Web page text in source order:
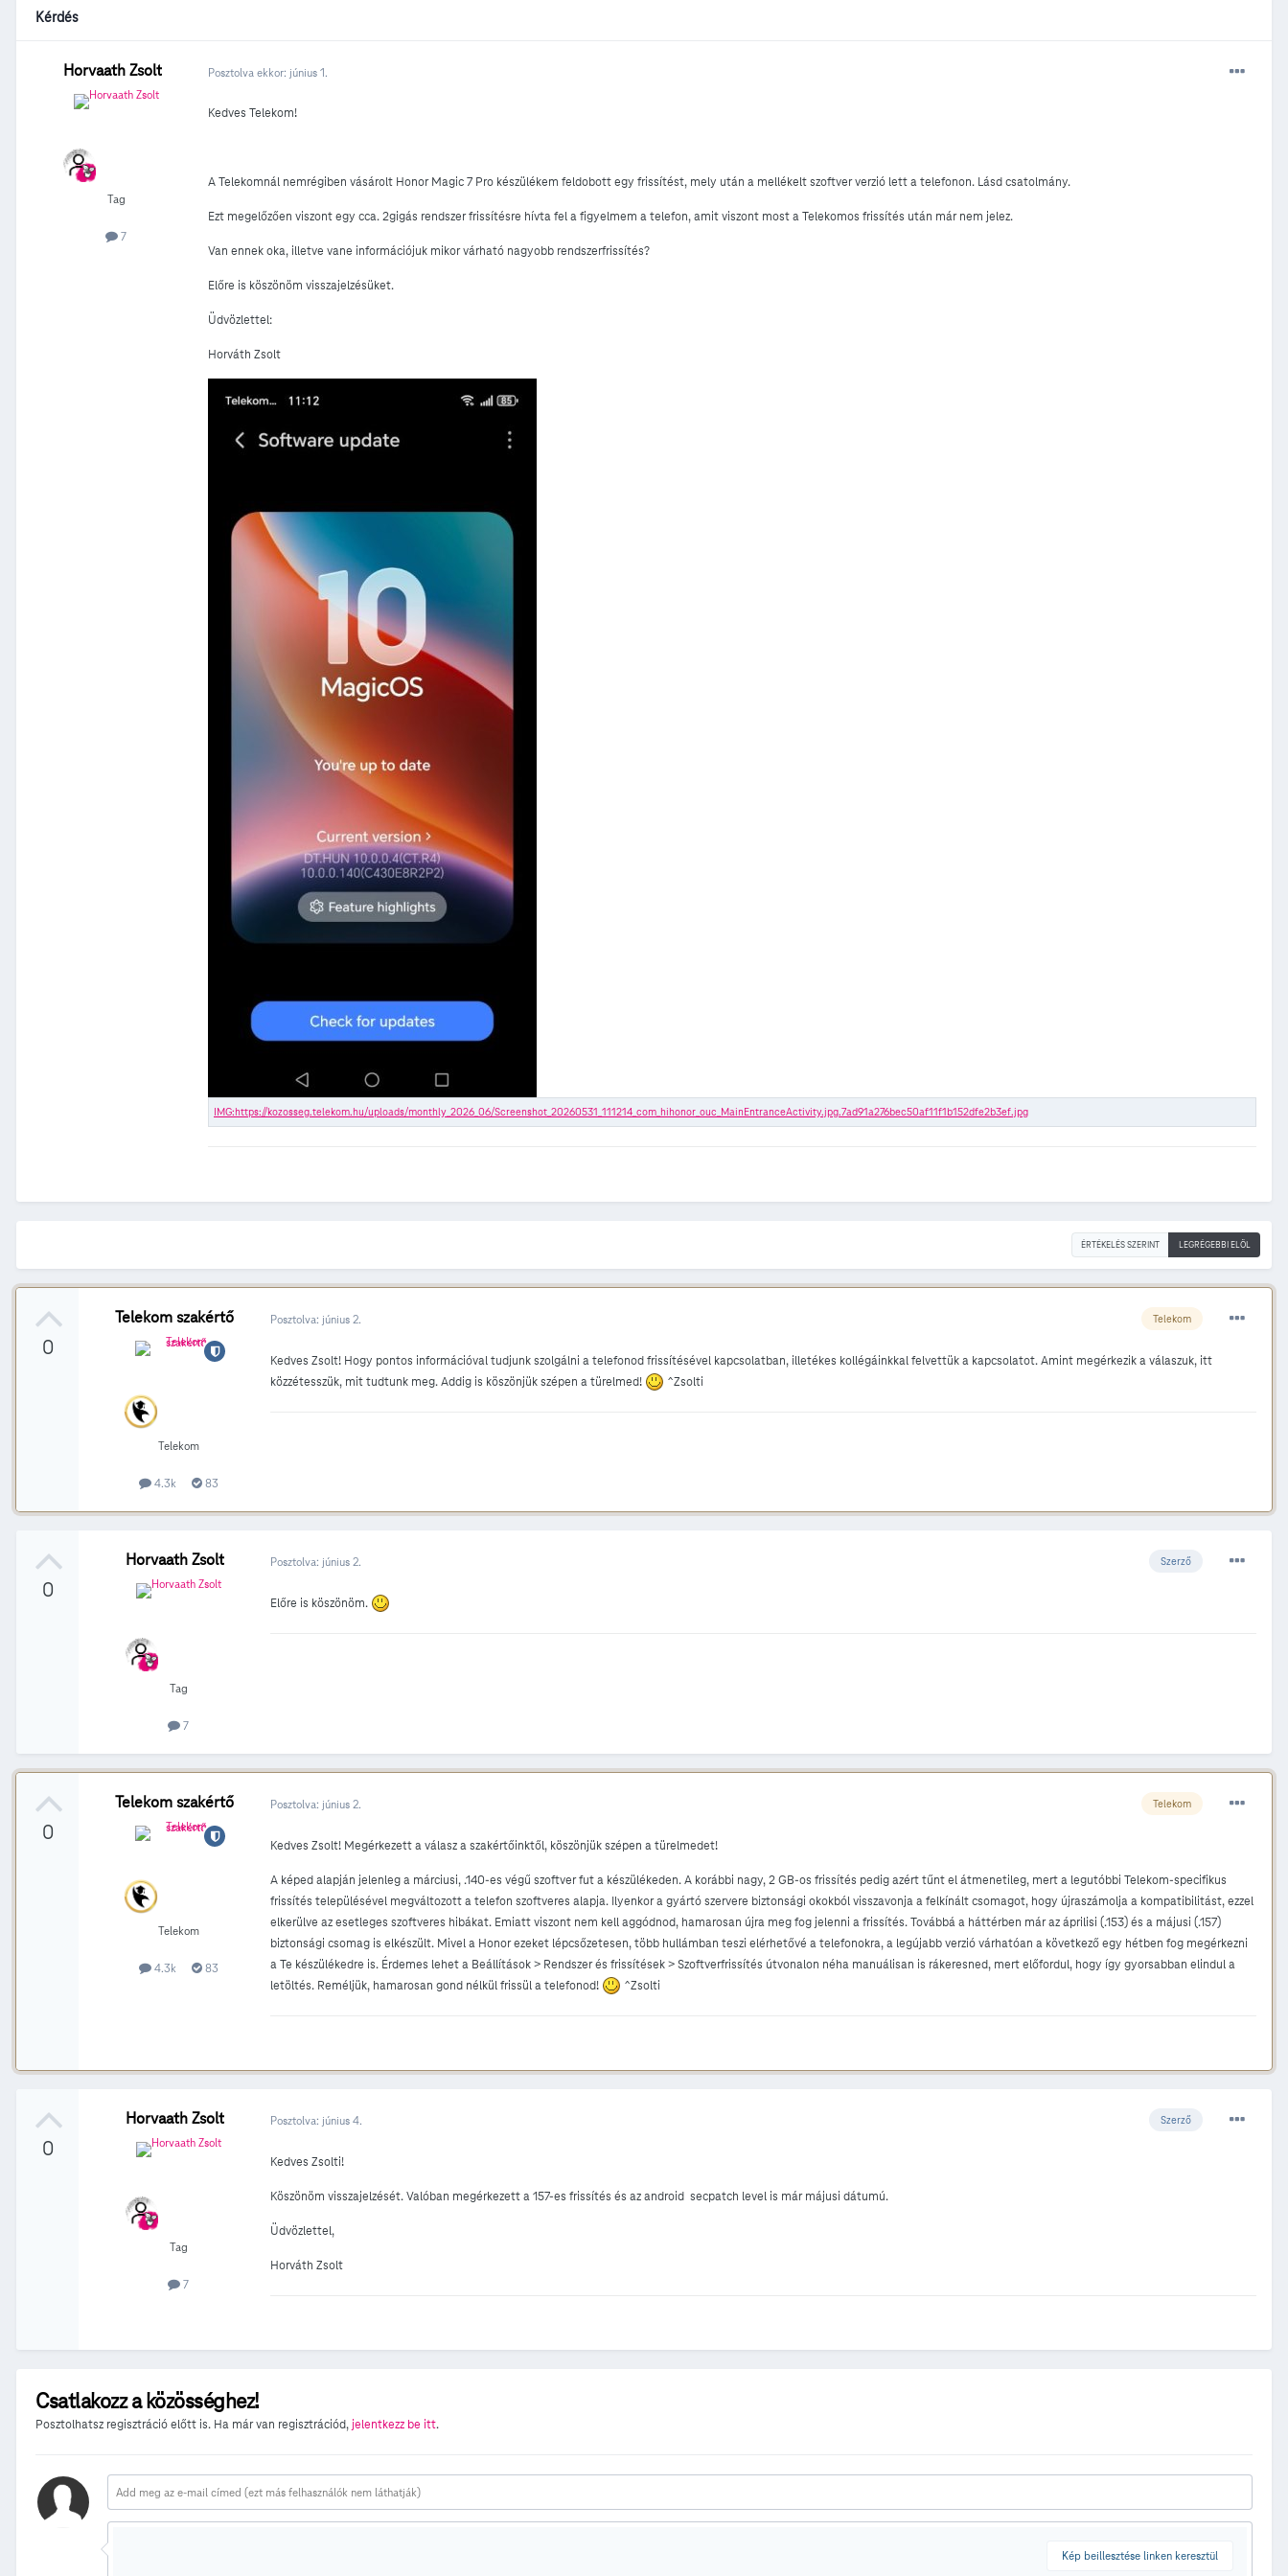
Kérdés
Horvaath Zsolt
Tag
7
Posztolva ekkor: június 1.
Kedves Telekom!
A Telekomnál nemrégiben vásárolt Honor Magic 7 Pro készülékem feldobott egy frissítést, mely után a mellékelt szoftver verzió lett a telefonon. Lásd csatolmány.
Ezt megelőzően viszont egy cca. 2gigás rendszer frissítésre hívta fel a figyelmem a telefon, amit viszont most a Telekomos frissítés után már nem jelez.
Van ennek oka, illetve vane információjuk mikor várható nagyobb rendszerfrissítés?
Előre is köszönöm visszajelzésüket.
Üdvözlettel:
Horváth Zsolt
ÉRTÉKELÉS SZERINT LEGRÉGEBBI ELÖL
0
Telekom szakértő
Telekom
4.3k 83
Telekom
Posztolva: június 2.
Kedves Zsolt! Hogy pontos információval tudjunk szolgálni a telefonod frissítésével kapcsolatban, illetékes kollégáinkkal felvettük a kapcsolatot. Amint megérkezik a válaszuk, itt
közzétesszük, mit tudtunk meg. Addig is köszönjük szépen a türelmed!
^Zsolti
0
Horvaath Zsolt
Tag
7
Szerző
Posztolva: június 2.
Előre is köszönöm.
0
Telekom szakértő
Telekom
4.3k 83
Telekom
Posztolva: június 2.
Kedves Zsolt! Megérkezett a válasz a szakértőinktől, köszönjük szépen a türelmedet!
A képed alapján jelenleg a márciusi, .140-es végű szoftver fut a készülékeden. A korábbi nagy, 2 GB-os frissítés pedig azért tűnt el átmenetileg, mert a legutóbbi Telekom-specifikus
frissítés településével megváltozott a telefon szoftveres alapja. Ilyenkor a gyártó szervere biztonsági okokból visszavonja a felkínált csomagot, hogy újraszámolja a kompatibilitást, ezzel
elkerülve az esetleges szoftveres hibákat. Emiatt viszont nem kell aggódnod, hamarosan újra meg fog jelenni a frissítés. Továbbá a háttérben már az áprilisi (.153) és a májusi (.157)
biztonsági csomag is elkészült. Mivel a Honor ezeket lépcsőzetesen, több hullámban teszi elérhetővé a telefonokra, a legújabb verzió várhatóan a következő egy hétben fog megérkezni
a Te készülékedre is. Érdemes lehet a Beállítások > Rendszer és frissítések > Szoftverfrissítés útvonalon néha manuálisan is rákeresned, mert előfordul, hogy így gyorsabban elindul a
letöltés. Reméljük, hamarosan gond nélkül frissül a telefonod!
^Zsolti
0
Horvaath Zsolt
Tag
7
Szerző
Posztolva: június 4.
Kedves Zsolti!
Köszönöm visszajelzését. Valóban megérkezett a 157-es frissítés és az android secpatch level is már májusi dátumú.
Üdvözlettel,
Horváth Zsolt
Csatlakozz a közösséghez!
Posztolhatsz regisztráció előtt is. Ha már van regisztrációd,jelentkezz be itt.
Kép beillesztése linken keresztül